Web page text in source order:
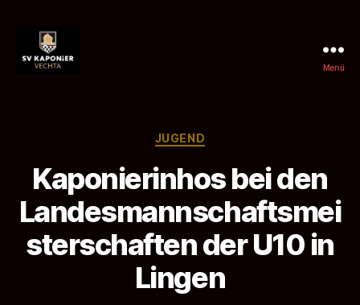
Menü
Kategorien
JUGEND
Kaponierinhos bei den
Landesmannschaftsmei
sterschaften der U10 in
Lingen